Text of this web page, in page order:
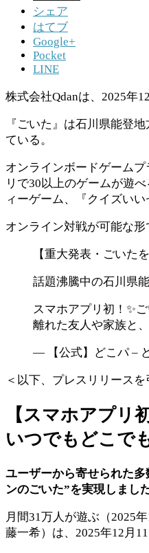
シェア
はてブ
Google+
Pocket
LINE
株式会社Qdanは、2025年
『ごいた』は石川県能登
ている。
オンラインボードゲーム
リで30以上のゲームが遊
ィーゲーム、『クイズい
オンライン対戦が可能な
【重大発表・ごいた
話題沸騰中の石川県
スマホアプリ初！✨
離れた友人や家族と
— 【公式】どこパ –
＜以下、プレスリリースを
【スマホアプリ
いつでもどこで
ユーザーから寄せられた
ンのごいた”を実現しました
月間31万人が遊ぶ（2025
藤一希）は、2025年12月